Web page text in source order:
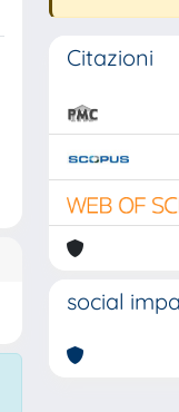
Citazioni
social